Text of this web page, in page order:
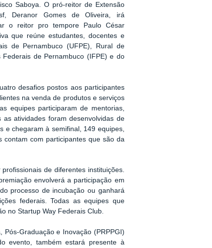
Saboya. O pró-reitor de Extensão
Deranor Gomes de Oliveira, irá
o reitor pro tempore Paulo César
que reúne estudantes, docentes e
de Pernambuco (UFPE), Rural de
Federais de Pernambuco (IFPE) e do
desafios postos aos participantes
na venda de produtos e serviços
equipes participaram de mentorias,
atividades foram desenvolvidas de
e chegaram à semifinal, 149 equipes,
com participantes que são da
de diferentes instituições.
envolverá a participação em
processo de incubação ou ganhará
federais. Todas as equipes que
no Startup Way Federais Club.
Pós-Graduação e Inovação (PRPPGI)
evento, também estará presente à